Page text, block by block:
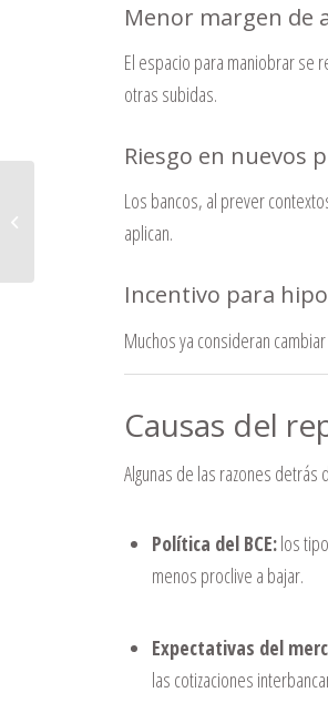
Menor margen de
El espacio para maniobrar se
otras subidas.
Riesgo en nuevos
Los bancos, al prever
aplican.
Incentivo para
Muchos ya consideran
Causas del
Algunas de las razones detrás
Política del BCE:los
menos proclive a bajar.
Expectativas del
las cotizaciones
El nuevo registro horario se acerca